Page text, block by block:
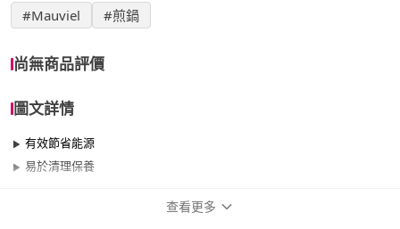
#Mauviel #煎鍋
尚無商品評價
圖文詳情
有效節省能源
易於清理保養
查看更多